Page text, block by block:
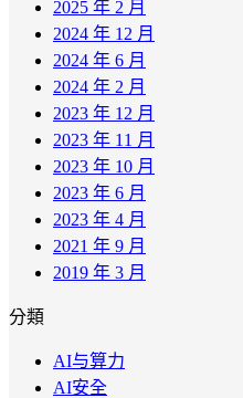
2025 年 2 月
2024 年 12 月
2024 年 6 月
2024 年 2 月
2023 年 12 月
2023 年 11 月
2023 年 10 月
2023 年 6 月
2023 年 4 月
2021 年 9 月
2019 年 3 月
分類
AI与算力
AI安全